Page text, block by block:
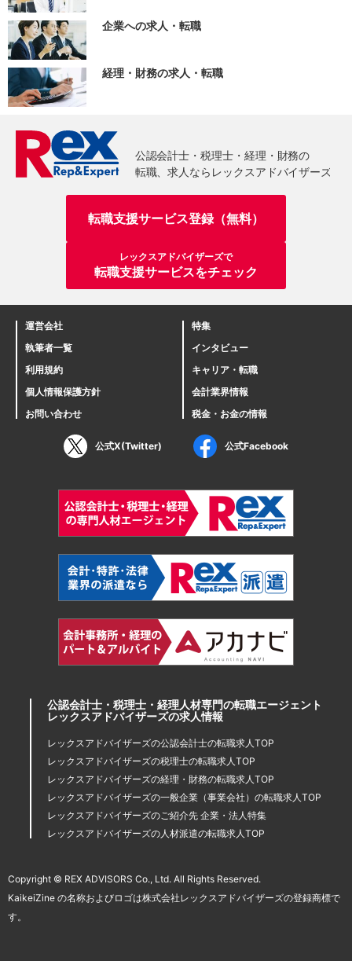
企業への求人・転職
経理・財務の求人・転職
転職支援サービス登録（無料）
レックスアドバイザーズで
転職支援サービスをチェック
運営会社
執筆者一覧
利用規約
個人情報保護方針
お問い合わせ
特集
インタビュー
キャリア・転職
会計業界情報
税金・お金の情報
公式X(Twitter) 公式Facebook
公認会計士・税理士・経理人材専門の転職エージェント
レックスアドバイザーズの求人情報
レックスアドバイザーズの公認会計士の転職求人TOP
レックスアドバイザーズの税理士の転職求人TOP
レックスアドバイザーズの経理・財務の転職求人TOP
レックスアドバイザーズの一般企業（事業会社）の転職求人TOP
レックスアドバイザーズのご紹介先 企業・法人特集
レックスアドバイザーズの人材派遣の転職求人TOP
Copyright © REX ADVISORS Co., Ltd. All Rights Reserved.
KaikeiZine の名称およびロゴは株式会社レックスアドバイザーズの登録商標で
す。